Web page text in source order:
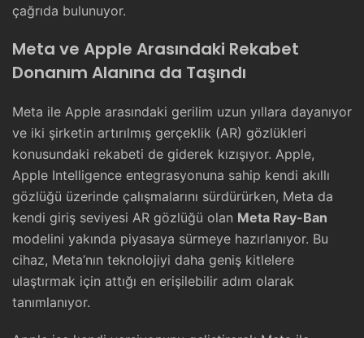
çağrıda bulunuyor.
Meta ve Apple Arasındaki Rekabet
Donanım Alanına da Taşındı
Meta ile Apple arasındaki gerilim uzun yıllara dayanıyor
ve iki şirketin artırılmış gerçeklik (AR) gözlükleri
konusundaki rekabeti de giderek kızışıyor. Apple,
Apple Intelligence entegrasyonuna sahip kendi akıllı
gözlüğü üzerinde çalışmalarını sürdürürken, Meta da
kendi giriş seviyesi AR gözlüğü olan Meta Ray-Ban
modelini yakında piyasaya sürmeye hazırlanıyor. Bu
cihaz, Meta’nın teknolojiyi daha geniş kitlelere
ulaştırmak için attığı en erişilebilir adım olarak
tanımlanıyor.